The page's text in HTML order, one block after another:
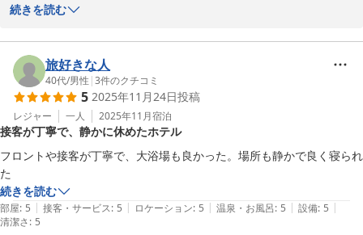
ご満足頂けて、大変嬉しく思っております。
カプセルホテル ふらる
2025-12-31
続きを読む
旅好きな人
40代/男性 |3件のクチコミ
5 2025年11月24日投稿
レジャー 一人 2025年11月宿泊
接客が丁寧で、静かに休めたホテル
フロントや接客が丁寧で、大浴場も良かった。場所も静かで良く寝られ
た
続きを読む
部屋: 5 | 接客・サービス: 5 | ロケーション: 5 | 温泉・お風呂: 5 | 設備: 5 |
清潔さ: 5